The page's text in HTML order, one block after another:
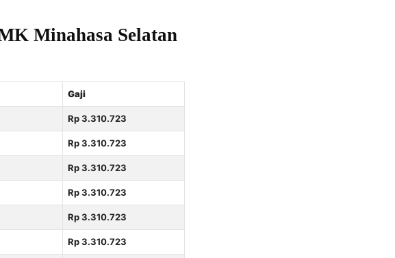
Minahasa Selatan
Gaji
Rp 3.310.723
Rp 3.310.723
Rp 3.310.723
Rp 3.310.723
Rp 3.310.723
Rp 3.310.723